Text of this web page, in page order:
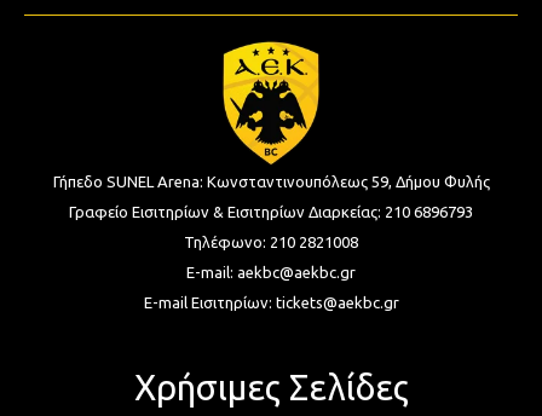
Γήπεδο SUNEL Arena: Κωνσταντινουπόλεως 59, Δήμου Φυλής
Γραφείο Εισιτηρίων & Εισιτηρίων Διαρκείας: 210 6896793
Τηλέφωνο: 210 2821008
E-mail: aekbc@aekbc.gr
E-mail Εισιτηρίων: tickets@aekbc.gr
Χρήσιμες Σελίδες